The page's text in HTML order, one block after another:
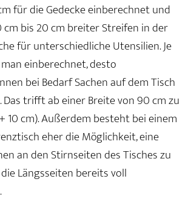
für die Gedecke einberechnet und
cm bis 20 cm breiter Streifen in der
für unterschiedliche Utensilien. Je
einberechnet, desto
bei Bedarf Sachen auf dem Tisch
trifft ab einer Breite von 90 cm zu
10 cm). Außerdem besteht bei einem
eher die Möglichkeit, eine
an den Stirnseiten des Tisches zu
Längsseiten bereits voll